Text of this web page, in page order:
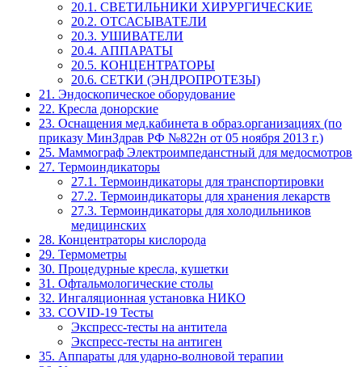
20.1. СВЕТИЛЬНИКИ ХИРУРГИЧЕСКИЕ
20.2. ОТСАСЫВАТЕЛИ
20.3. УШИВАТЕЛИ
20.4. АППАРАТЫ
20.5. КОНЦЕНТРАТОРЫ
20.6. СЕТКИ (ЭНДРОПРОТЕЗЫ)
21. Эндоскопическое оборудование
22. Кресла донорские
23. Оснащения мед.кабинета в образ.организациях (по
приказу МинЗдрав РФ №822н от 05 ноября 2013 г.)
25. Маммограф Электроимпеданстный для медосмотров
27. Термоиндикаторы
27.1. Термоиндикаторы для транспортировки
27.2. Термоиндикаторы для хранения лекарств
27.3. Термоиндикаторы для холодильников
медицинских
28. Концентраторы кислорода
29. Термометры
30. Процедурные кресла, кушетки
31. Офтальмологические столы
32. Ингаляционная установка НИКО
33. COVID-19 Тесты
Экспресс-тесты на антитела
Экспресс-тесты на антиген
35. Аппараты для ударно-волновой терапии